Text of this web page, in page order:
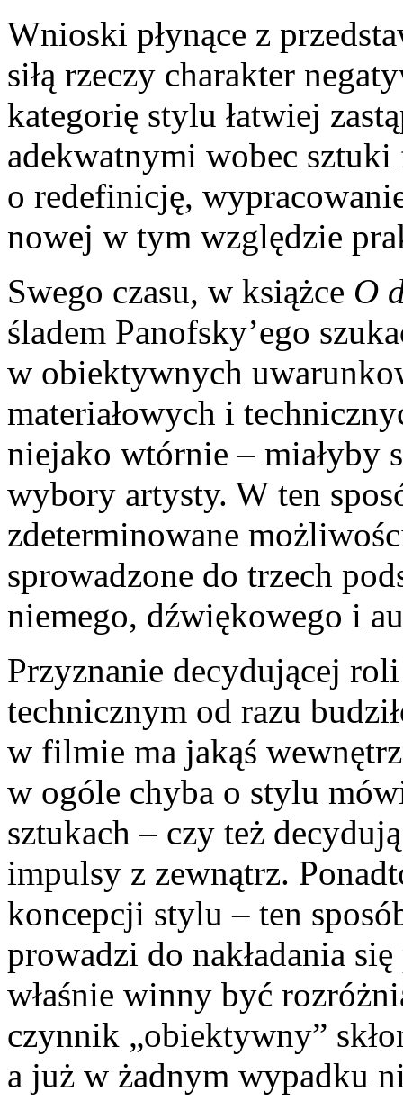
Wnioski płynące z
siłą rzeczy charakter
kategorię stylu łatwiej
adekwatnymi wobec
o redefinicję,
nowej w tym względzie
Swego czasu, w książce O
śladem Panofsky’ego
w obiektywnych
materiałowych i
niejako wtórnie – miałyby
wybory artysty. W ten
zdeterminowane
sprowadzone do trzech
niemego, dźwiękowego i
Przyznanie decydującej
technicznym od razu
w filmie ma jakąś
w ogóle chyba o stylu
sztukach – czy też
impulsy z zewnątrz.
koncepcji stylu – ten
prowadzi do nakładania
właśnie winny być
czynnik „obiektywny”
a już w żadnym wypadku